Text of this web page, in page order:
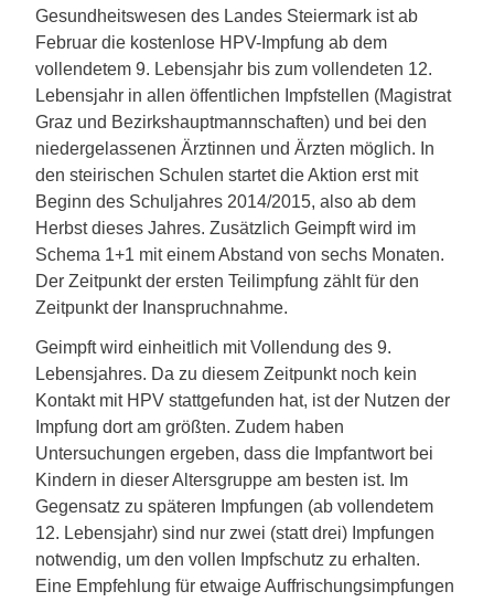
Gesundheitswesen des Landes Steiermark ist ab
Februar die kostenlose HPV-Impfung ab dem
vollendetem 9. Lebensjahr bis zum vollendeten 12.
Lebensjahr in allen öffentlichen Impfstellen (Magistrat
Graz und Bezirkshauptmannschaften) und bei den
niedergelassenen Ärztinnen und Ärzten möglich. In
den steirischen Schulen startet die Aktion erst mit
Beginn des Schuljahres 2014/2015, also ab dem
Herbst dieses Jahres. Zusätzlich Geimpft wird im
Schema 1+1 mit einem Abstand von sechs Monaten.
Der Zeitpunkt der ersten Teilimpfung zählt für den
Zeitpunkt der Inanspruchnahme.
Geimpft wird einheitlich mit Vollendung des 9.
Lebensjahres. Da zu diesem Zeitpunkt noch kein
Kontakt mit HPV stattgefunden hat, ist der Nutzen der
Impfung dort am größten. Zudem haben
Untersuchungen ergeben, dass die Impfantwort bei
Kindern in dieser Altersgruppe am besten ist. Im
Gegensatz zu späteren Impfungen (ab vollendetem
12. Lebensjahr) sind nur zwei (statt drei) Impfungen
notwendig, um den vollen Impfschutz zu erhalten.
Eine Empfehlung für etwaige Auffrischungsimpfungen